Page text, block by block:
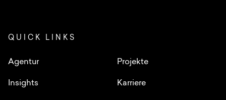
QUICK LINKS
Agentur Projekte
Insights Karriere